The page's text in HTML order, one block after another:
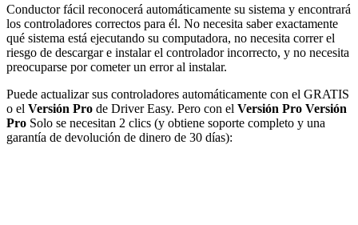
Conductor fácil reconocerá automáticamente su sistema y encontrará
los controladores correctos para él. No necesita saber exactamente
qué sistema está ejecutando su computadora, no necesita correr el
riesgo de descargar e instalar el controlador incorrecto, y no necesita
preocuparse por cometer un error al instalar.
Puede actualizar sus controladores automáticamente con el GRATIS
o el Versión Pro de Driver Easy. Pero con el Versión Pro Versión
Pro Solo se necesitan 2 clics (y obtiene soporte completo y una
garantía de devolución de dinero de 30 días):